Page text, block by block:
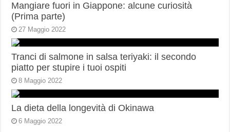
Mangiare fuori in Giappone: alcune curiosità
(Prima parte)
27 Maggio 2022
Tranci di salmone in salsa teriyaki: il secondo
piatto per stupire i tuoi ospiti
8 Maggio 2022
La dieta della longevità di Okinawa
6 Maggio 2022